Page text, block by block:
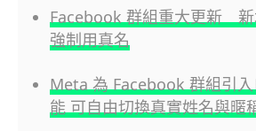
Facebook 群組重大更新 新
強制用真名
Meta 為 Facebook 群組引
能 可自由切換真實姓名與暱